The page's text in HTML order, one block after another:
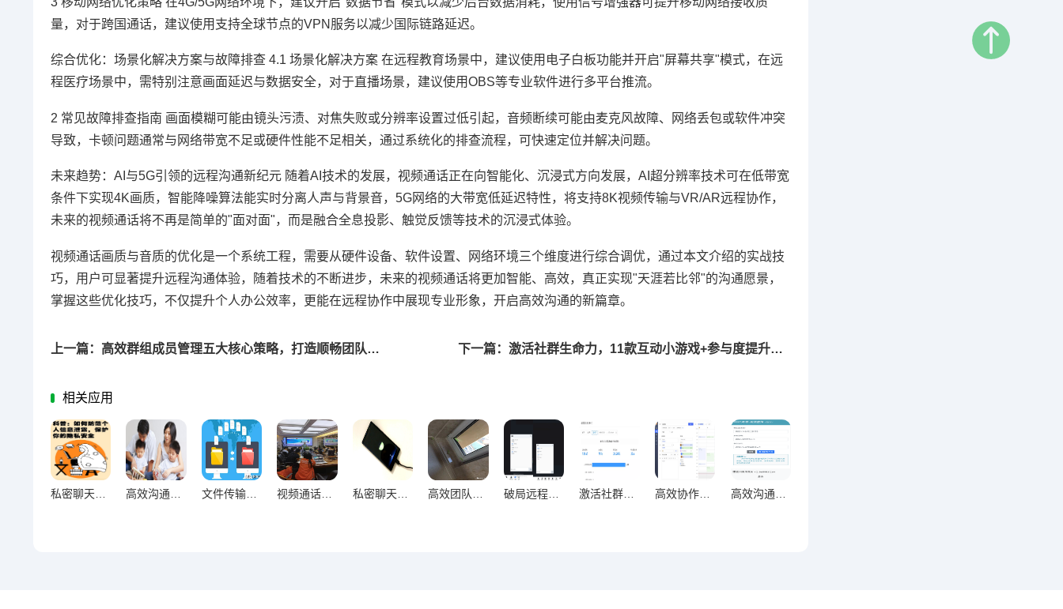
量，对于跨国通话，建议使用支持全球节点的VPN服务以减少国际链路延迟。
综合优化：场景化解决方案与故障排查 4.1 场景化解决方案 在远程教育场景中，建议使用电子白板功能并开启"屏幕共享"模式，在远
程医疗场景中，需特别注意画面延迟与数据安全，对于直播场景，建议使用OBS等专业软件进行多平台推流。
2 常见故障排查指南 画面模糊可能由镜头污渍、对焦失败或分辨率设置过低引起，音频断续可能由麦克风故障、网络丢包或软件冲突
导致，卡顿问题通常与网络带宽不足或硬件性能不足相关，通过系统化的排查流程，可快速定位并解决问题。
未来趋势：AI与5G引领的远程沟通新纪元 随着AI技术的发展，视频通话正在向智能化、沉浸式方向发展，AI超分辨率技术可在低带宽
条件下实现4K画质，智能降噪算法能实时分离人声与背景音，5G网络的大带宽低延迟特性，将支持8K视频传输与VR/AR远程协作，
未来的视频通话将不再是简单的"面对面"，而是融合全息投影、触觉反馈等技术的沉浸式体验。
视频通话画质与音质的优化是一个系统工程，需要从硬件设备、软件设置、网络环境三个维度进行综合调优，通过本文介绍的实战技
巧，用户可显著提升远程沟通体验，随着技术的不断进步，未来的视频通话将更加智能、高效，真正实现"天涯若比邻"的沟通愿景，
掌握这些优化技巧，不仅提升个人办公效率，更能在远程协作中展现专业形象，开启高效沟通的新篇章。
上一篇：高效群组成员管理五大核心策略，打造顺畅团队协作 下一篇：激活社群生命力，11款互动小游戏+参与度提升秘籍
相关应用
私密聊天防窥术，筑牢个人信息安全屏障 文件传输优化全攻略，便捷高效资料分享的实用秘籍 私密聊天安全防护网，隐藏与加密技术深度解析 破局远程沟通壁垒，视频通话与语音消息优化策略深度探索